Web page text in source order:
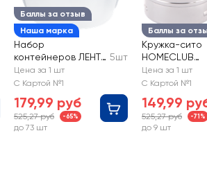
Баллы за отзыв
Наша марка
Набор
контейнеров ЛЕНТА
0.23л/0.5л/0.9л/1.5
5л/2.65л
5шт
Цена за 1 шт
С Картой №1
179,99 руб
525,27 руб -65%
до 73 шт
Баллы за
Кружка-сито
HOMECLUB
Арт. SM1
Цена за 1 шт
С Картой №1
149,99
525,27 руб -71%
до 9 шт